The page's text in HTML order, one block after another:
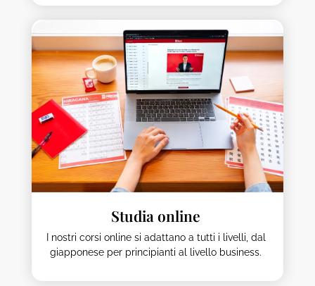
Studia online
I nostri corsi online si adattano a tutti i livelli, dal
giapponese per principianti al livello business.